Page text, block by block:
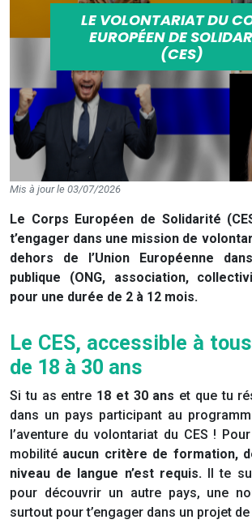
LE VOLONTARIAT DU
EUROPÉEN DE
(CES)
Mis à jour le 03/07/2026
Le Corps Européen de Solidarité
t’engager dans une mission de
dehors de l’Union Européenne
publique (ONG, association,
pour une durée de 2 à 12 mois.
Le CES, accessible à
de 18 à 30 ans
Si tu as entre 18 et 30 ans et que tu
dans un pays participant au
l’aventure du volontariat du CES !
mobilité aucun critère de formation,
niveau de langue n’est requis.Il te
pour découvrir un autre pays, une
surtout pour t’engager dans un projet